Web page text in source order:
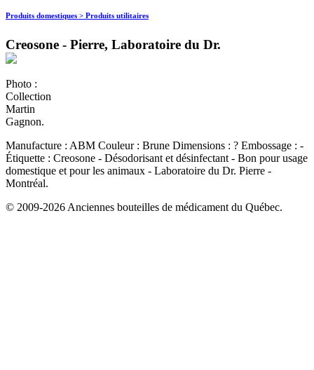
Produits domestiques > Produits utilitaires
Creosone - Pierre, Laboratoire du Dr.
Photo :
Collection
Martin
Gagnon.
Manufacture : ABM Couleur : Brune Dimensions : ? Embossage : -
Étiquette : Creosone - Désodorisant et désinfectant - Bon pour usage
domestique et pour les animaux - Laboratoire du Dr. Pierre -
Montréal.
© 2009-2026 Anciennes bouteilles de médicament du Québec.